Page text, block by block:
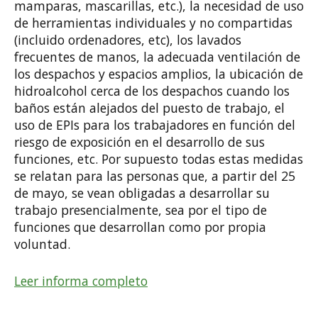
mamparas, mascarillas, etc.), la necesidad de uso
de herramientas individuales y no compartidas
(incluido ordenadores, etc), los lavados
frecuentes de manos, la adecuada ventilación de
los despachos y espacios amplios, la ubicación de
hidroalcohol cerca de los despachos cuando los
baños están alejados del puesto de trabajo, el
uso de EPIs para los trabajadores en función del
riesgo de exposición en el desarrollo de sus
funciones, etc. Por supuesto todas estas medidas
se relatan para las personas que, a partir del 25
de mayo, se vean obligadas a desarrollar su
trabajo presencialmente, sea por el tipo de
funciones que desarrollan como por propia
voluntad.
Leer informa completo